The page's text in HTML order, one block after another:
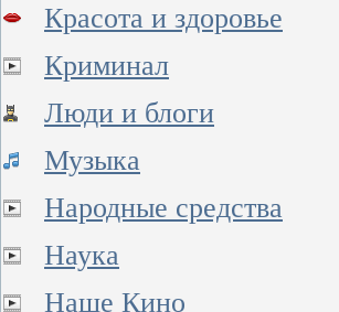
Красота и здоровье
Криминал
Люди и блоги
Музыка
Народные средства
Наука
Наше Кино